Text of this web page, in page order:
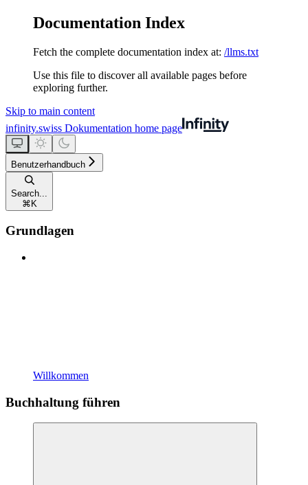
Documentation Index
Fetch the complete documentation index at: /llms.txt
Use this file to discover all available pages before
exploring further.
Skip to main content
infinity.swiss Dokumentation home page
Benutzerhandbuch
Search...
⌘K
Grundlagen
Willkommen
Buchhaltung führen